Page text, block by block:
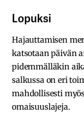
Lopuksi
Hajauttamisen
katsotaan päivän
pidemmälläkin
salkussa on eri
mahdollisesti
omaisuuslajeja.